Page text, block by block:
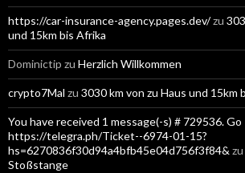
https://car-insurance-agency.pages.dev/zu
und 15km bis Afrika
Dominictip zu Herzlich Willkommen
crypto7Mal zu 3030 km von zu Haus und 15km
You have received 1 message(-s) # 729536. Go
https://telegra.ph/Ticket--6974-01-15?
hs=6270836f30d94a4bfb45e04d756f3f84& zu
Stoßstange